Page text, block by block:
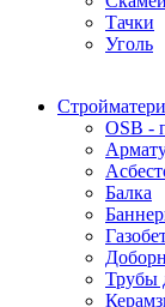
Тачки
Уголь
OSB -
Балка
Трубы